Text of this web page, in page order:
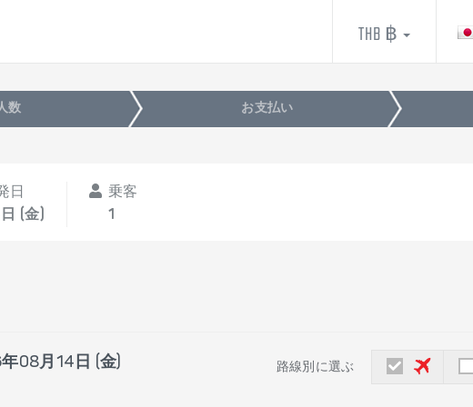
THB ฿
数 お支払い
日
(金)
乗客
1
08月14日 (金) 路線別に選ぶ